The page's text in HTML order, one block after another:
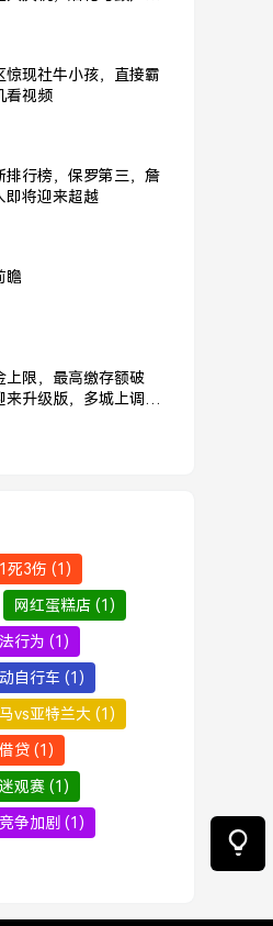
惊现社牛小孩，直接霸
看视频
排行榜，保罗第三，詹
即将迎来超越
瞻
上限，最高缴存额破
来升级版，多城上调公
1死3伤 (1)
网红蛋糕店 (1)
行为 (1)
自行车 (1)
vs亚特兰大 (1)
借贷 (1)
观赛 (1)
竞争加剧 (1)